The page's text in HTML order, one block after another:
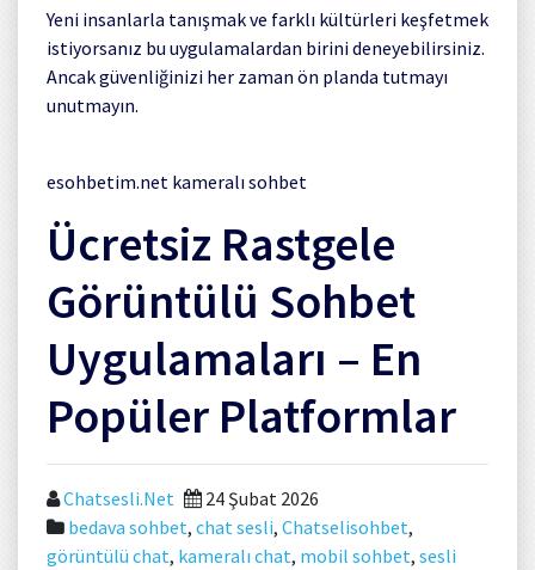
Yeni insanlarla tanışmak ve farklı kültürleri keşfetmek
istiyorsanız bu uygulamalardan birini deneyebilirsiniz.
Ancak güvenliğinizi her zaman ön planda tutmayı
unutmayın.
esohbetim.net kameralı sohbet
Ücretsiz Rastgele
Görüntülü Sohbet
Uygulamaları – En
Popüler Platformlar
Chatsesli.Net
24 Şubat 2026
bedava sohbet, chat sesli, Chatselisohbet,
görüntülü chat, kameralı chat, mobil sohbet, sesli